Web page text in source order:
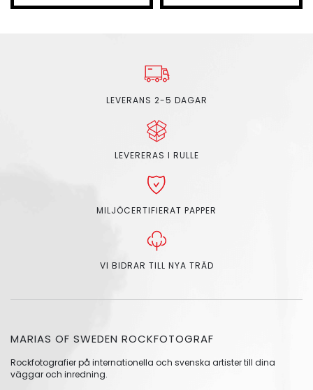
LEVERANS 2-5 DAGAR
LEVERERAS I RULLE
MILJÖCERTIFIERAT PAPPER
VI BIDRAR TILL NYA TRÄD
MARIAS OF SWEDEN ROCKFOTOGRAF
Rockfotografier på internationella och svenska artister till dina
väggar och inredning.